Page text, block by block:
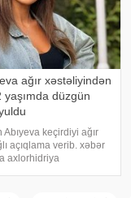
ağır xəstəliyindən
yaşımda düzgün
keçirdiyi ağır
açıqlama verib. xəbər
axlorhidriya